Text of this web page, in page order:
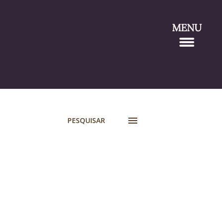
MENU
PESQUISAR